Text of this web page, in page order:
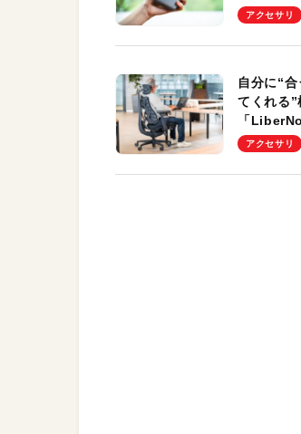
Pro」の
アクセサリ
自分に“
てくれる
「
わかった
アクセサリ